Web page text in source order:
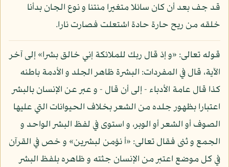
قد جف بعد أن كان سائلا متغيرا منتنا و نوع الجان بدأنا
خلقه من ريح حارة حادة اشتعلت فصارت نارا.
قوله تعالى: «و إذ قال ربك للملائكة إني خالق بشرا» إلى آخر
الآية، قال في المفردات: البشرة ظاهر الجلد و الأدمة باطنه
كذا قال عامة الأدباء - إلى أن قال - و عبر عن الإنسان بالبشر
اعتبارا بظهور جلده من الشعر بخلاف الحيوانات التي عليها
الصوف أو الشعر أو الوبر، و استوى في لفظ البشر الواحد و
الجمع و ثنى فقال تعالى: «أ نؤمن لبشرين» و خص في القرآن
في كل موضع اعتبر من الإنسان جثته و ظاهره بلفظ البشر